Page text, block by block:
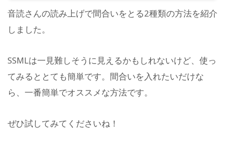
音読さんの読み上げで間合いをとる2種類の方法を紹介
しました。
SSMLは一見難しそうに見えるかもしれないけど、使っ
てみるととても簡単です。間合いを入れたいだけな
ら、一番簡単でオススメな方法です。
ぜひ試してみてくださいね！